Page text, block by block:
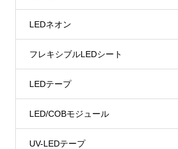
LEDネオン
フレキシブルLEDシート
LEDテープ
LED/COBモジュール
UV-LEDテープ